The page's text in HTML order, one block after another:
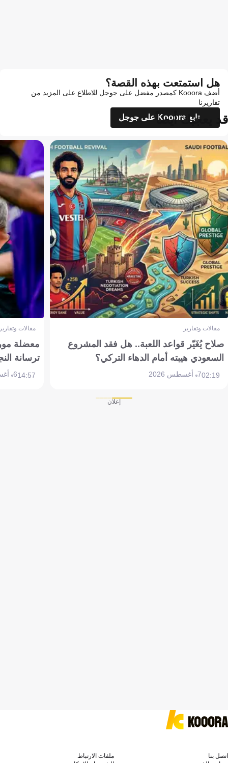
هل استمتعت بهذه القصة؟
أضف Kooora كمصدر مفضل على جوجل للاطلاع على المزيد من
تقاريرنا
تابع Kooora على جوجل
قد يعجبك أيضاً
مقالات وتقارير
صلاح يُغَيّر قواعد اللعبة.. هل فقد المشروع
السعودي هيبته أمام الدهاء التركي؟
02:197 أغسطس 2026
مقالات
معضلة
ترسانة
14:576 أغسطس 2026
إعلان
اتصل بنا
ملفات الارتباط